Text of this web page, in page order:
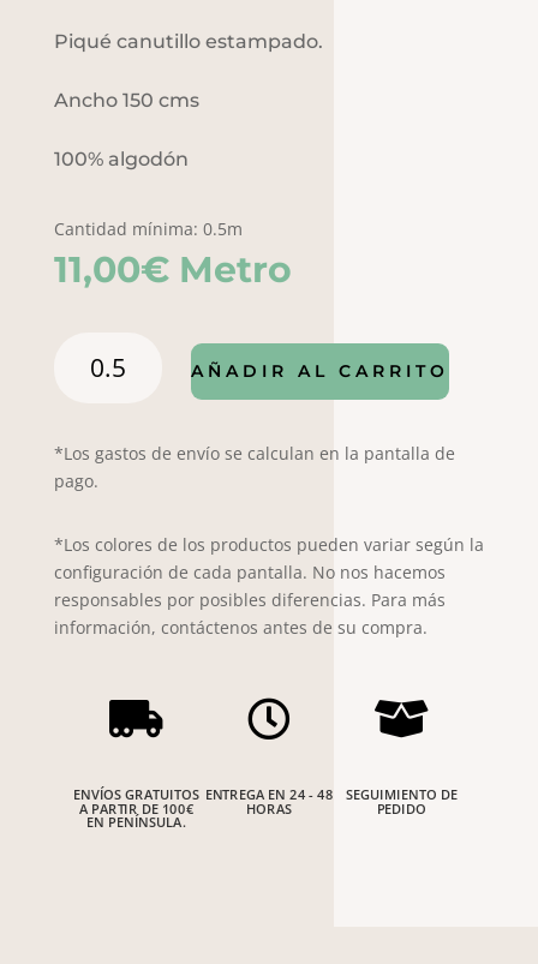
Piqué canutillo estampado.
Ancho 150 cms
100% algodón
Cantidad mínima: 0.5m
11,00€ Metro
cometas
AÑADIR AL CARRITO
*Los gastos de envío se calculan en la pantalla de
pago.
*Los colores de los productos pueden variar según la
configuración de cada pantalla. No nos hacemos
responsables por posibles diferencias. Para más
información, contáctenos antes de su compra.

ENVÍOS GRATUITOS
A PARTIR DE 100€
EN PENÍNSULA.

ENTREGA EN 24 - 48
HORAS

SEGUIMIENTO DE
PEDIDO